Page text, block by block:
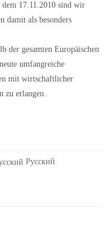
17.11.2010 sind wir
damit als besonders
der gesamten Europäischen
umfangreiche
mit wirtschaftlicher
zu erlangen.
Русский